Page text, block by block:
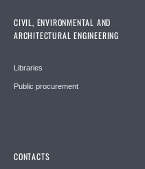
CIVIL, ENVIRONMENTAL AND
ARCHITECTURAL ENGINEERING
Libraries
Public procurement
CONTACTS